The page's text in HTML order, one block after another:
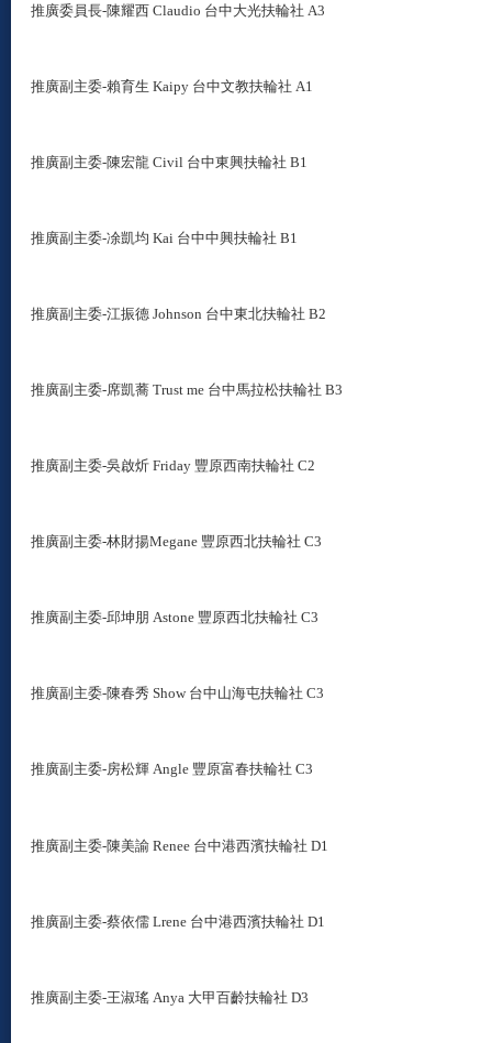
推廣委員長-陳耀西 Claudio 台中大光扶輪社 A3
推廣副主委-賴育生 Kaipy 台中文教扶輪社 A1
推廣副主委-陳宏龍 Civil 台中東興扶輪社 B1
推廣副主委-凃凱均 Kai 台中中興扶輪社 B1
推廣副主委-江振德 Johnson 台中東北扶輪社 B2
推廣副主委-席凱蕎 Trust me 台中馬拉松扶輪社 B3
推廣副主委-吳啟炘 Friday 豐原西南扶輪社 C2
推廣副主委-林財揚Megane 豐原西北扶輪社 C3
推廣副主委-邱坤朋 Astone 豐原西北扶輪社 C3
推廣副主委-陳春秀 Show 台中山海屯扶輪社 C3
推廣副主委-房松輝 Angle 豐原富春扶輪社 C3
推廣副主委-陳美諭 Renee 台中港西濱扶輪社 D1
推廣副主委-蔡依儒 Lrene 台中港西濱扶輪社 D1
推廣副主委-王淑瑤 Anya 大甲百齡扶輪社 D3